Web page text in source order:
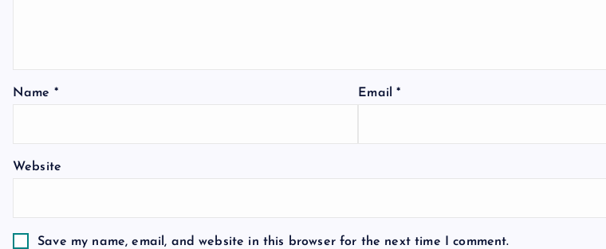
a
i
o
Name * Email*
Website
Save my name, email, and website in this browser for the next time I comment.